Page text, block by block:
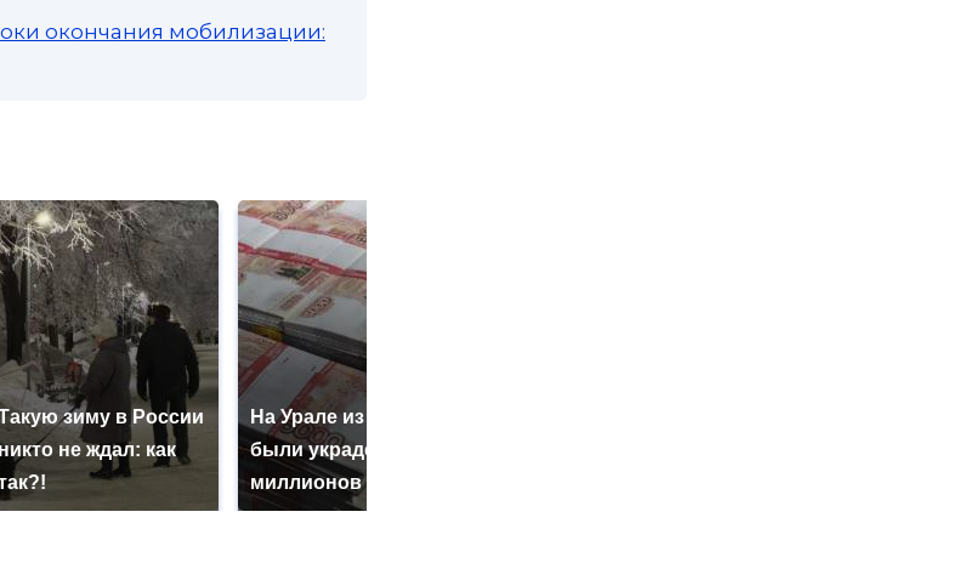
окончания мобилизации:
зиму в России
не ждал: как
На Урале из казны
были украдены 18
миллионов рублей